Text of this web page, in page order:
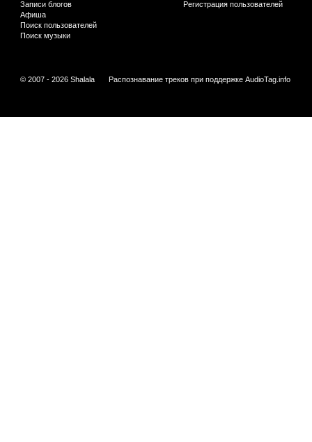
Записи блогов
Афиша
Поиск пользователей
Поиск музыки
Регистрация пользователей
© 2007 - 2026 Shalala Распознавание треков при поддержке AudioTag.info